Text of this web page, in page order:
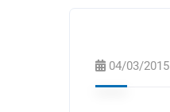
04/03/2015